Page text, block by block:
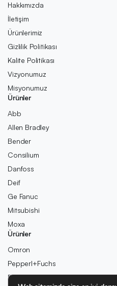
Hakkımızda
İletişim
Ürünlerimiz
Gizlilik Politikası
Kalite Politikası
Vizyonumuz
Misyonumuz
Ürünler
Abb
Allen Bradley
Bender
Consilium
Danfoss
Deif
Ge Fanuc
Mitsubishi
Moxa
Ürünler
Omron
Pepperl+Fuchs
Pilz